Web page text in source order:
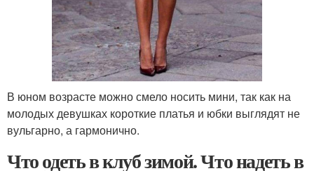
В юном возрасте можно смело носить мини, так как на
молодых девушках короткие платья и юбки выглядят не
вульгарно, а гармонично.
Что одеть в клуб зимой. Что надеть в